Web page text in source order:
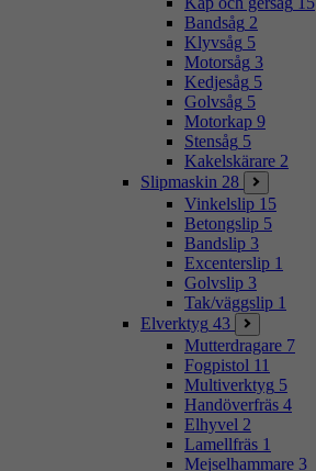
Bandsåg 2
Klyvsåg 5
Motorsåg 3
Kedjesåg 5
Golvsåg 5
Motorkap 9
Stensåg 5
Kakelskärare 2
Slipmaskin 28
Vinkelslip 15
Betongslip 5
Bandslip 3
Excenterslip 1
Golvslip 3
Tak/väggslip 1
Elverktyg 43
Mutterdragare 7
Fogpistol 11
Multiverktyg 5
Handöverfräs 4
Elhyvel 2
Lamellfräs 1
Mejselhammare 3